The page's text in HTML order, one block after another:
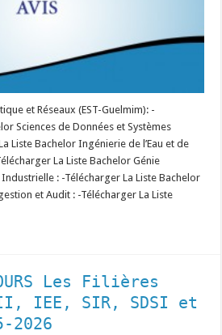
et Réseaux (EST-Guelmim): -
Sciences de Données et Systèmes
Liste Bachelor Ingénierie de l’Eau et de
La Liste Bachelor Génie
: -Télécharger La Liste Bachelor
et Audit : -Télécharger La Liste
Les Filières
IEE, SIR, SDSI et
2026